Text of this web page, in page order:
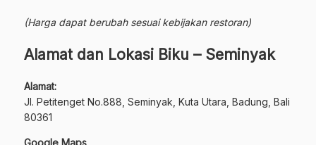
(Harga dapat berubah sesuai kebijakan restoran)
Alamat dan Lokasi Biku – Seminyak
Alamat:
Jl. Petitenget No.888, Seminyak, Kuta Utara, Badung, Bali
80361